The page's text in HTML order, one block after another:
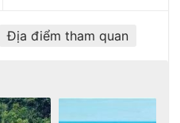
Địa điểm tham quan